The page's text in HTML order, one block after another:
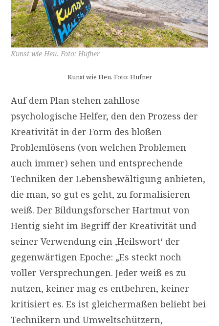
Kunst wie Heu. Foto: Hufner
Kunst wie Heu. Foto: Hufner
Auf dem Plan stehen zahllose
psychologische Helfer, den den Prozess der
Kreativität in der Form des bloßen
Problemlösens (von welchen Problemen
auch immer) sehen und entsprechende
Techniken der Lebensbewältigung anbieten,
die man, so gut es geht, zu formalisieren
weiß. Der Bildungsforscher Hartmut von
Hentig sieht im Begriff der Kreativität und
seiner Verwendung ein ‚Heilswort‘ der
gegenwärtigen Epoche: „Es steckt noch
voller Versprechungen. Jeder weiß es zu
nutzen, keiner mag es entbehren, keiner
kritisiert es. Es ist gleichermaßen beliebt bei
Technikern und Umweltschützern,